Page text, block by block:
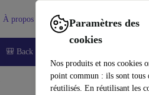
Paramètres des
cookies
Nos produits et nos cookies
point commun : ils sont tous
réutilisés. En réutilisant les
À propos Aide
🎒 Back to school